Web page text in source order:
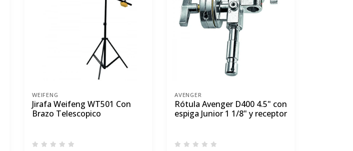
WEIFENG
Jirafa Weifeng WT501 Con
Brazo Telescopico
AVENGER
Rótula Avenger D400 4.5" con
espiga Junior 1 1/8" y receptor